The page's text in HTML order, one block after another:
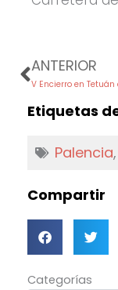
Prev
ANTERIOR
V Encierro en
Etiquetas
Palencia,
Compartir
Categorías
Categorías